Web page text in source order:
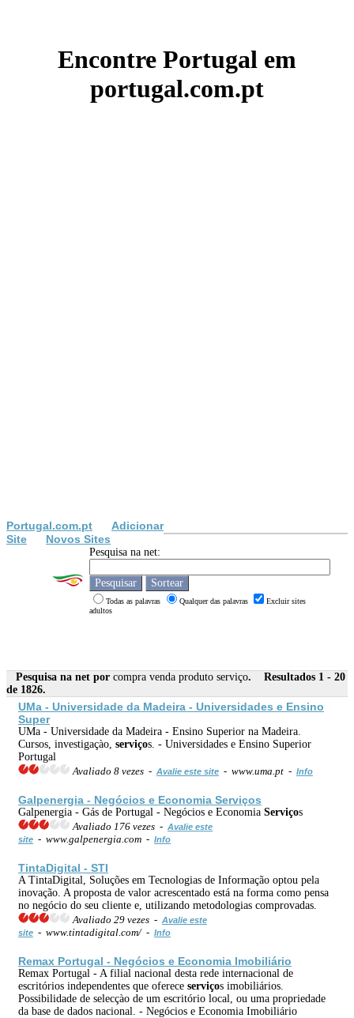
Encontre Portugal em
portugal.com.pt
Portugal.com.pt
Adicionar
Site
Novos Sites
Pesquisa na net:
Todas as palavras Qualquer das palavras
Excluir sites
adultos
Pesquisa na net por compra venda produto serviço. Resultados 1 - 20
de 1826.
UMa - Universidade da Madeira - Universidades e Ensino
Super
UMa - Universidade da Madeira - Ensino Superior na Madeira.
Cursos, investigaçào, serviços. - Universidades e Ensino Superior
Portugal
Avaliado 8 vezes - Avalie este site - www.uma.pt - Info
Galpenergia - Negócios e Economia Serviços
Galpenergia - Gás de Portugal - Negócios e Economia Serviços
Avaliado 176 vezes - Avalie este
site - www.galpenergia.com - Info
TintaDigital - STI
A TintaDigital, Soluções em Tecnologias de Informação optou pela
inovação. A proposta de valor acrescentado está na forma como pensa
no negócio do seu cliente e, utilizando metodologias comprovadas.
Avaliado 29 vezes - Avalie este
site - www.tintadigital.com/ - Info
Remax Portugal - Negócios e Economia Imobiliário
Remax Portugal - A filial nacional desta rede internacional de
escritórios independentes que oferece serviços imobiliários.
Possibilidade de selecçào de um escritório local, ou uma propriedade
da base de dados nacional. - Negócios e Economia Imobiliário